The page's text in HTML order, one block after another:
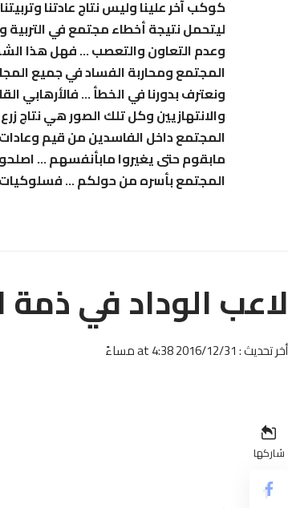
كوكب آخر علينا وليس نتاج عادتنا
ليتحمل نتيجة أخطاء مجتمع في التربية
وعدم التعاون والتعصب … فهل هذا
المجتمع ومحاربة الفساد في جميع
ونعترف بدورنا في الخطأ … فالأرهابي
والانتهازيين وكل تلك الصور هي نتاج
المجتمع داخل الفاسدين من قيم
مابقوم حتى يغيروا مابأنفسهم …
المجتمع بأسره من حولكم … فسلوكيات
لاعب الوداد في ذمة
أخر تحديث : 2016/12/31 at 4:38 مساءً
شاركها